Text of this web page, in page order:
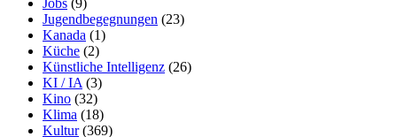
Jugendbegegnungen (23)
Kanada (1)
Küche (2)
Künstliche Intelligenz (26)
KI / IA (3)
Kino (32)
Klima (18)
Kultur(369)